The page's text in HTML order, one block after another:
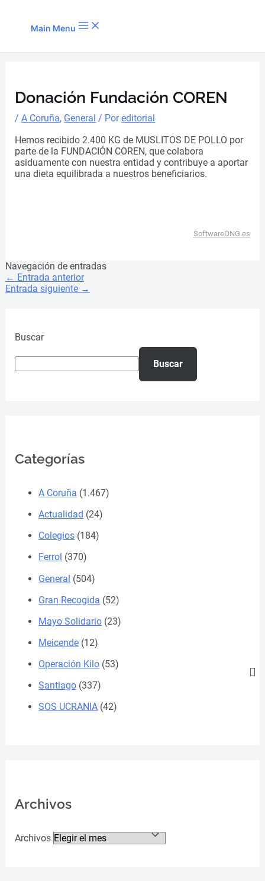
Main Menu
Donación Fundación COREN
/A Coruña, General / Poreditorial
Hemos recibido 2.400 KG de MUSLITOS DE POLLO por
parte de la FUNDACIÓN COREN, que colabora
asiduamente con nuestra entidad y contribuye a aportar
una dieta equilibrada a nuestros beneficiarios.
SoftwareONG.es
Navegación de entradas
← Entrada anterior
Entrada siguiente →
Buscar
Buscar
Categorías
A Coruña (1.467)
Actualidad (24)
Colegios (184)
Ferrol (370)
General (504)
Gran Recogida (52)
Mayo Solidario (23)
Meicende (12)
Operación Kilo (53)
Santiago (337)
SOS UCRANIA (42)
Archivos
Archivos